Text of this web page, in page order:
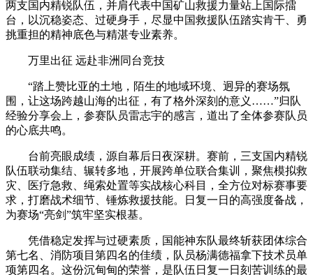
两支国内精锐队伍，并肩代表中国矿山救援力量站上国际擂
台，以沉稳姿态、过硬身手，尽显中国救援队伍踏实肯干、勇
挑重担的精神底色与精湛专业素养。
万里出征 远赴非洲同台竞技
“踏上赞比亚的土地，陌生的地域环境、迥异的赛场氛
围，让这场跨越山海的出征，有了格外深刻的意义……”归队
经验分享会上，参赛队员雷志宇的感言，道出了全体参赛队员
的心底共鸣。
台前亮眼成绩，源自幕后日夜深耕。赛前，三支国内精锐
队伍联动集结、辗转多地，开展跨单位联合集训，聚焦模拟救
灾、医疗急救、绳索处置等实战核心科目，全方位对标赛事要
求，打磨战术细节、锤炼救援技能。日复一日的高强度备战，
为赛场“亮剑”筑牢坚实根基。
凭借稳定发挥与过硬素质，国能神东队最终斩获团体综合
第七名、消防项目第四名的佳绩，队员杨满德福拿下技术员单
项第四名。这份沉甸甸的荣誉，是队伍日复一日刻苦训练的最